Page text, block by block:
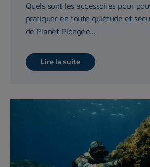
Quels sont les accessoires pour
pratiquer en toute quiétude et
de Planet Plongée...
Lire la suite